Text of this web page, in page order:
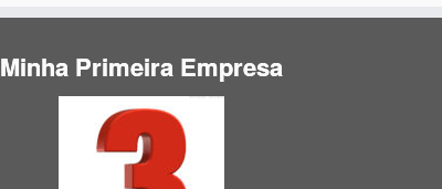
Minha Primeira Empresa